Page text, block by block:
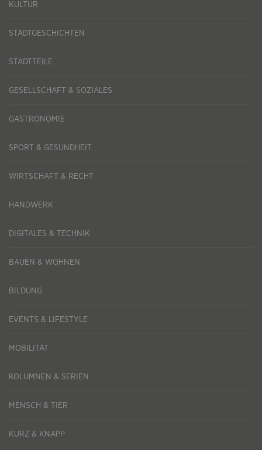
KULTUR
STADTGESCHICHTEN
STADTTEILE
GESELLSCHAFT & SOZIALES
GASTRONOMIE
SPORT & GESUNDHEIT
WIRTSCHAFT & RECHT
HANDWERK
DIGITALES & TECHNIK
BAUEN & WOHNEN
BILDUNG
EVENTS & LIFESTYLE
MOBILITÄT
KOLUMNEN & SERIEN
MENSCH & TIER
KURZ & KNAPP